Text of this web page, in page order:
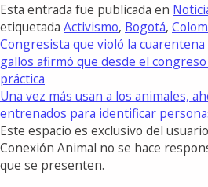
Esta entrada fue publicada en
etiquetada Activismo, Bogotá,
Congresista que violó la
gallos afirmó que desde el
práctica
Una vez más usan a los animales,
entrenados para identificar
Este espacio es exclusivo del
Conexión Animal no se hace
que se presenten.